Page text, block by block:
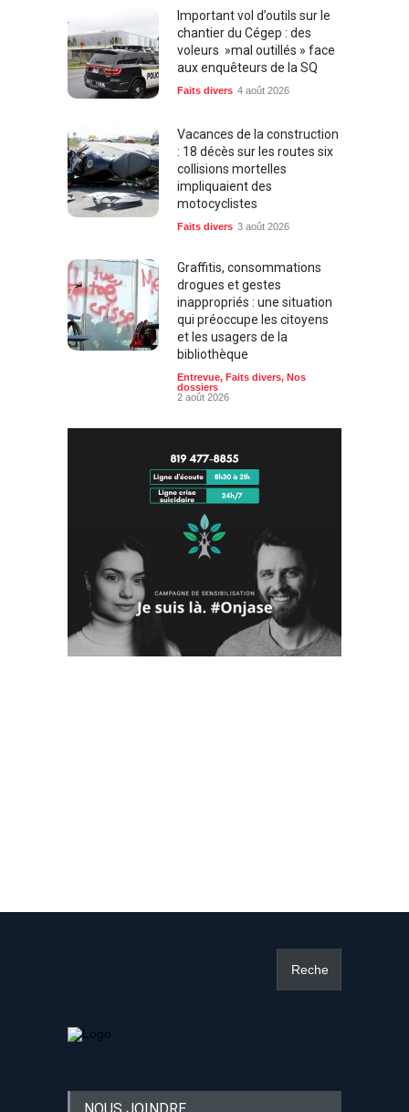
Important vol d’outils sur le
chantier du Cégep : des
voleurs »mal outillés » face
aux enquêteurs de la SQ
Vacances de la construction
: 18 décès sur les routes six
collisions mortelles
impliquaient des
motocyclistes
Graffitis, consommations
drogues et gestes
inappropriés : une situation
qui préoccupe les citoyens
et les usagers de la
bibliothèque
dossiers
2 août 2026
NOUS JOINDRE